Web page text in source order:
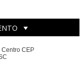
CEP